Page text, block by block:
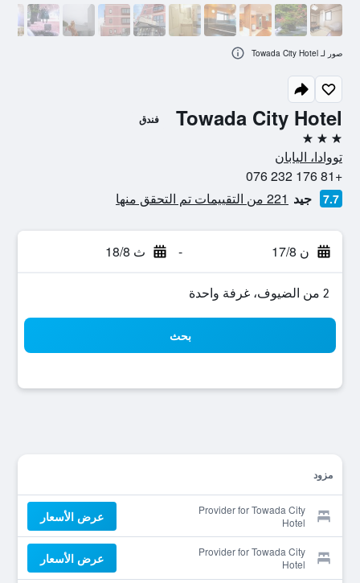
Towada City Hotel فندق
3 نجوم
تووادا، اليابان
+81 176 232 076
7.7 جيد 221 من التقييمات تم التحقق منها
ن 17/8 - ث 18/8
2 من الضيوف، غرفة واحدة
بحث
مزود
Provider for Towada City
Hotel
عرض الأسعار
Provider for Towada City
Hotel
عرض الأسعار
صور لـ Towada City Hotel